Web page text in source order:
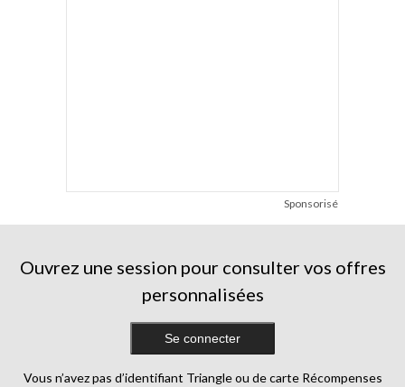
Sponsorisé
Ouvrez une session pour consulter vos offres
personnalisées
Se connecter
Vous n’avez pas d’identifiant Triangle ou de carte Récompenses